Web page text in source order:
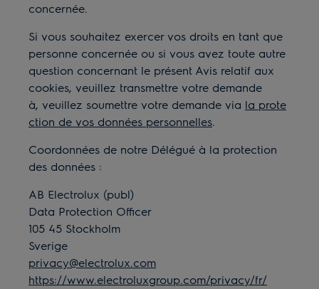
concernée.
Si vous souhaitez exercer vos droits en tant que
personne concernée ou si vous avez toute autre
question concernant le présent Avis relatif aux
cookies, veuillez transmettre votre demande
à, veuillez soumettre votre demande via la prote
ction de vos données personnelles.
Coordonnées de notre Délégué à la protection
des données :
AB Electrolux (publ)
Data Protection Officer
105 45 Stockholm
Sverige
privacy@electrolux.com
https://www.electroluxgroup.com/privacy/fr/